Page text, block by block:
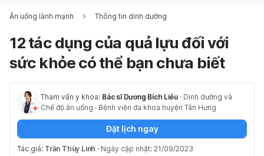
Ăn uống lành mạnh Thông tin dinh dưỡng
12 tác dụng của quả lựu đối với
sức khỏe có thể bạn chưa biết
Tham vấn y khoa: Bác sĩ Dương Bích Liễu · Dinh dưỡng và
Chế độ ăn uống · Bệnh viện đa khoa huyện Tân Hưng
Đặt lịch ngay
Tác giả: Trần Thùy Linh · Ngày cập nhật: 21/09/2023